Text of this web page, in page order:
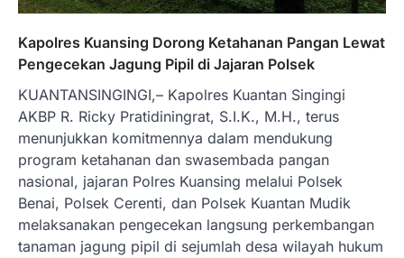
Kapolres Kuansing Dorong Ketahanan Pangan Lewat
Pengecekan Jagung Pipil di Jajaran Polsek
KUANTANSINGINGI,– Kapolres Kuantan Singingi
AKBP R. Ricky Pratidiningrat, S.I.K., M.H., terus
menunjukkan komitmennya dalam mendukung
program ketahanan dan swasembada pangan
nasional, jajaran Polres Kuansing melalui Polsek
Benai, Polsek Cerenti, dan Polsek Kuantan Mudik
melaksanakan pengecekan langsung perkembangan
tanaman jagung pipil di sejumlah desa wilayah hukum